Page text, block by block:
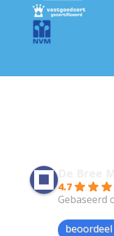
De Bree
4.7
Gebaseerd